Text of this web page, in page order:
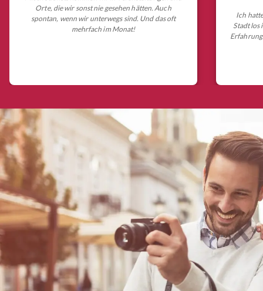
Orte, die wir sonst nie gesehen hätten. Auch
spontan, wenn wir unterwegs sind. Und das oft
mehrfach im Monat!
Ich
Stadt los